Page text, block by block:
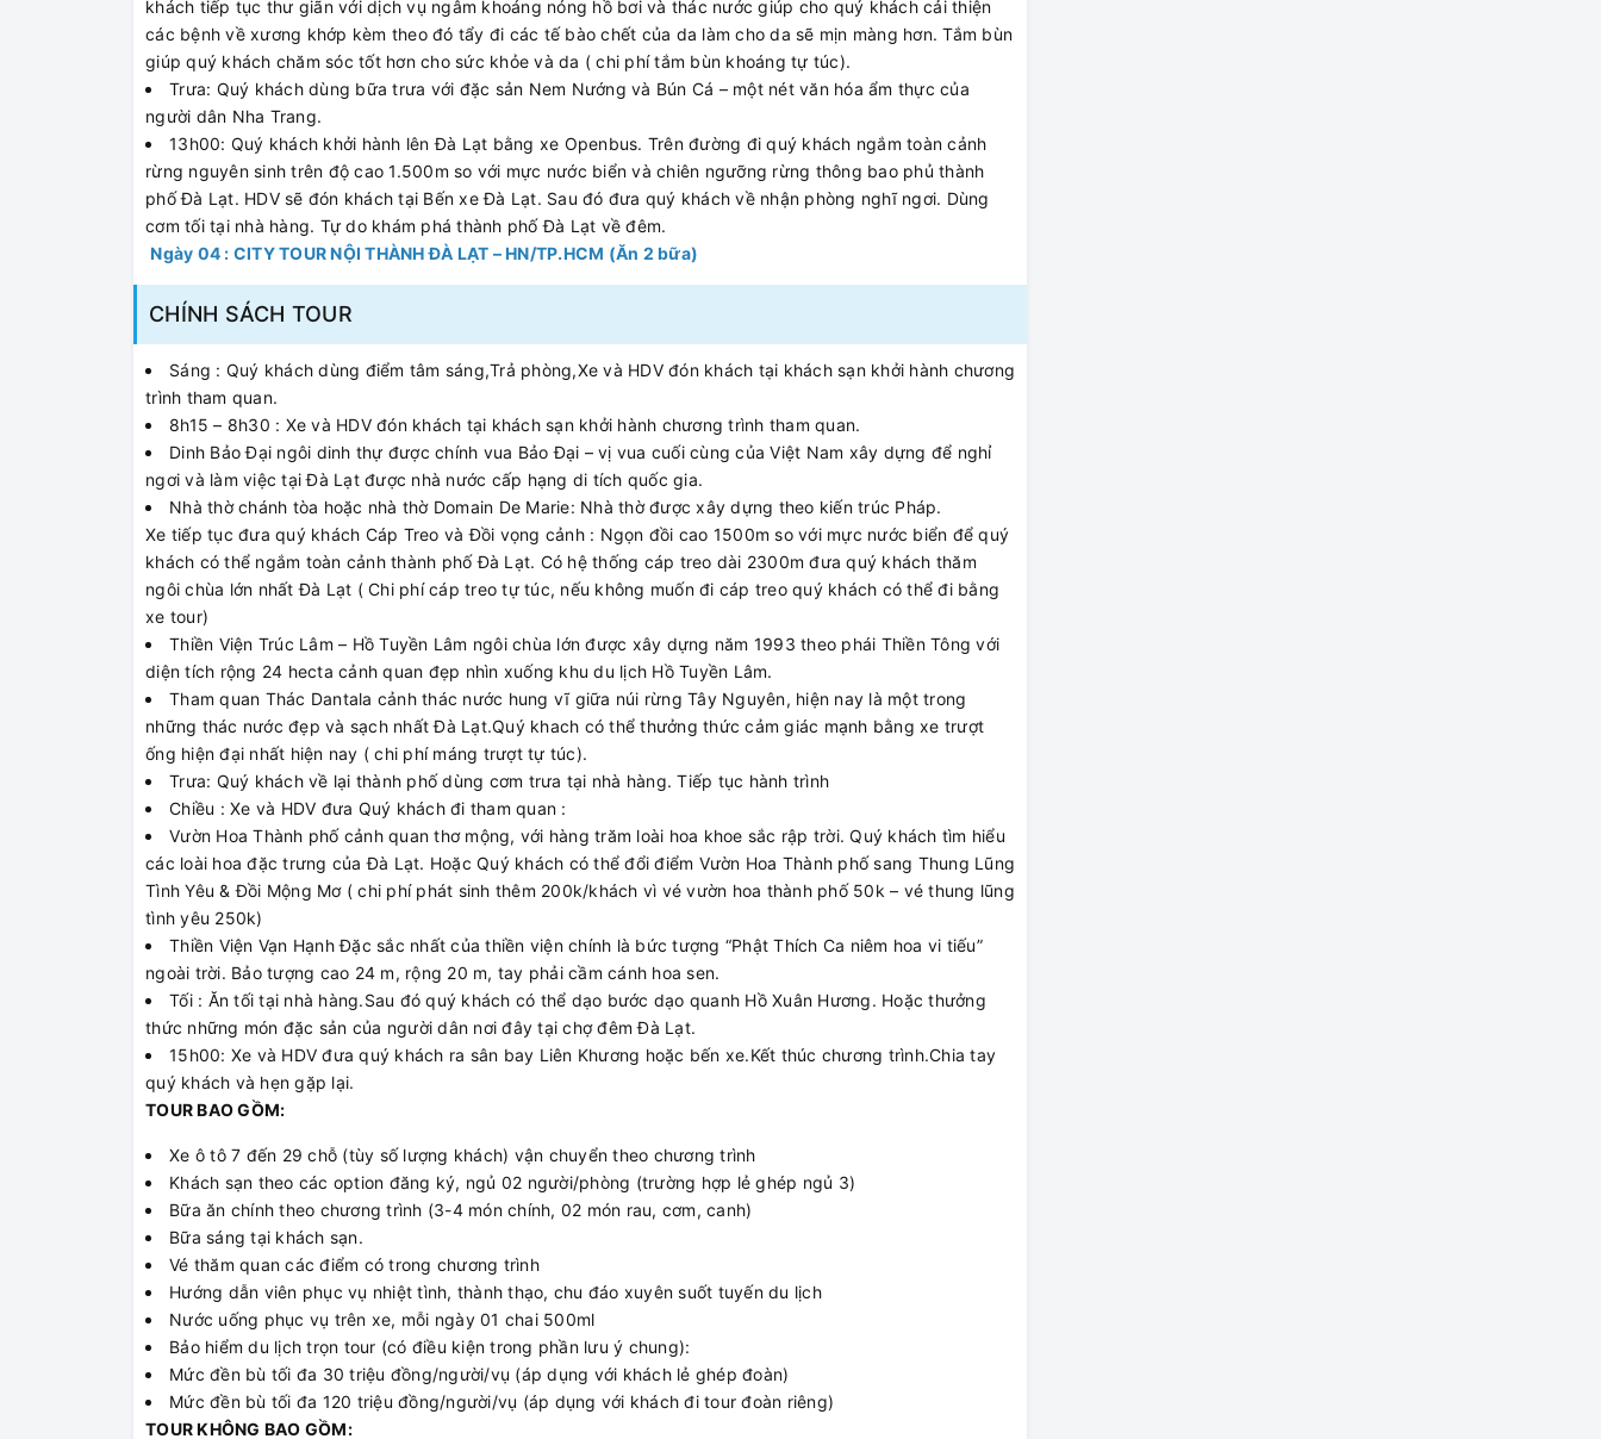
khách tiếp tục thư giãn với dịch vụ ngâm khoáng nóng hồ bơi và thác nước giúp cho quý khách cải thiện
các bệnh về xương khớp kèm theo đó tẩy đi các tế bào chết của da làm cho da sẽ mịn màng hơn. Tắm bùn
giúp quý khách chăm sóc tốt hơn cho sức khỏe và da ( chi phí tắm bùn khoáng tự túc).
Trưa: Quý khách dùng bữa trưa với đặc sản Nem Nướng và Bún Cá – một nét văn hóa ẩm thực của
người dân Nha Trang.
13h00: Quý khách khởi hành lên Đà Lạt bằng xe Openbus. Trên đường đi quý khách ngắm toàn cảnh
rừng nguyên sinh trên độ cao 1.500m so với mực nước biển và chiên ngưỡng rừng thông bao phủ thành
phố Đà Lạt. HDV sẽ đón khách tại Bến xe Đà Lạt. Sau đó đưa quý khách về nhận phòng nghĩ ngơi. Dùng
cơm tối tại nhà hàng. Tự do khám phá thành phố Đà Lạt về đêm.
Ngày 04 : CITY TOUR NỘI THÀNH ĐÀ LẠT ­– HN/TP.HCM (Ăn 2 bữa)
CHÍNH SÁCH TOUR
Sáng : Quý khách dùng điểm tâm sáng,Trả phòng,Xe và HDV đón khách tại khách sạn khởi hành chương
trình tham quan.
8h15 – 8h30 : Xe và HDV đón khách tại khách sạn khởi hành chương trình tham quan.
Dinh Bảo Đại ngôi dinh thự được chính vua Bảo Đại – vị vua cuối cùng của Việt Nam xây dựng để nghỉ
ngơi và làm việc tại Đà Lạt được nhà nước cấp hạng di tích quốc gia.
Nhà thờ chánh tòa hoặc nhà thờ Domain De Marie: Nhà thờ được xây dựng theo kiến trúc Pháp.
Xe tiếp tục đưa quý khách Cáp Treo và Đồi vọng cảnh : Ngọn đồi cao 1500m so với mực nước biển để quý
khách có thể ngắm toàn cảnh thành phố Đà Lạt. Có hệ thống cáp treo dài 2300m đưa quý khách thăm
ngôi chùa lớn nhất Đà Lạt ( Chi phí cáp treo tự túc, nếu không muốn đi cáp treo quý khách có thể đi bằng
xe tour)
Thiền Viện Trúc Lâm – Hồ Tuyền Lâm ngôi chùa lớn được xây dựng năm 1993 theo phái Thiền Tông với
diện tích rộng 24 hecta cảnh quan đẹp nhìn xuống khu du lịch Hồ Tuyền Lâm.
Tham quan Thác Dantala cảnh thác nước hung vĩ giữa núi rừng Tây Nguyên, hiện nay là một trong
những thác nước đẹp và sạch nhất Đà Lạt.Quý khach có thể thưởng thức cảm giác mạnh bằng xe trượt
ống hiện đại nhất hiện nay ( chi phí máng trượt tự túc).
Trưa: Quý khách về lại thành phố dùng cơm trưa tại nhà hàng. Tiếp tục hành trình
Chiều : Xe và HDV đưa Quý khách đi tham quan :
Vườn Hoa Thành phố cảnh quan thơ mộng, với hàng trăm loài hoa khoe sắc rập trời. Quý khách tìm hiểu
các loài hoa đặc trưng của Đà Lạt. Hoặc Quý khách có thể đổi điểm Vườn Hoa Thành phố sang Thung Lũng
Tình Yêu & Đồi Mộng Mơ ( chi phí phát sinh thêm 200k/khách vì vé vườn hoa thành phố 50k – vé thung lũng
tình yêu 250k)
Thiền Viện Vạn Hạnh Đặc sắc nhất của thiền viện chính là bức tượng “Phật Thích Ca niêm hoa vi tiếu”
ngoài trời. Bảo tượng cao 24 m, rộng 20 m, tay phải cầm cánh hoa sen.
Tối : Ăn tối tại nhà hàng.Sau đó quý khách có thể dạo bước dạo quanh Hồ Xuân Hương. Hoặc thưởng
thức những món đặc sản của người dân nơi đây tại chợ đêm Đà Lạt.
15h00: Xe và HDV đưa quý khách ra sân bay Liên Khương hoặc bến xe.Kết thúc chương trình.Chia tay
quý khách và hẹn gặp lại.
TOUR BAO GỒM:
Xe ô tô 7 đến 29 chỗ (tùy số lượng khách) vận chuyển theo chương trình
Khách sạn theo các option đăng ký, ngủ 02 người/phòng (trường hợp lẻ ghép ngủ 3)
Bữa ăn chính theo chương trình (3-4 món chính, 02 món rau, cơm, canh)
Bữa sáng tại khách sạn.
Vé thăm quan các điểm có trong chương trình
Hướng dẫn viên phục vụ nhiệt tình, thành thạo, chu đáo xuyên suốt tuyến du lịch
Nước uống phục vụ trên xe, mỗi ngày 01 chai 500ml
Bảo hiểm du lịch trọn tour (có điều kiện trong phần lưu ý chung):
Mức đền bù tối đa 30 triệu đồng/người/vụ (áp dụng với khách lẻ ghép đoàn)
Mức đền bù tối đa 120 triệu đồng/người/vụ (áp dụng với khách đi tour đoàn riêng)
TOUR KHÔNG BAO GỒM: